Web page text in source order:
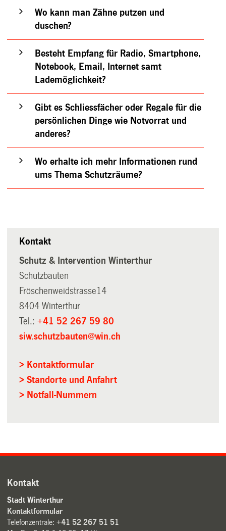
Wo kann man Zähne putzen und
duschen?
Besteht Empfang für Radio, Smartphone,
Notebook, Email, Internet samt
Lademöglichkeit?
Gibt es Schliessfächer oder Regale für die
persönlichen Dinge wie Notvorrat und
anderes?
Wo erhalte ich mehr Informationen rund
ums Thema Schutzräume?
Kontakt
Schutz & Intervention Winterthur
Schutzbauten
Fröschenweidstrasse14
8404 Winterthur
Tel.:+41 52 267 59 80
siw.schutzbauten@win.ch
> Kontaktformular
> Standorte und Anfahrt
> Notfall-Nummern
Kontakt
Stadt Winterthur
Kontaktformular
Telefonzentrale:+41 52 267 51 51